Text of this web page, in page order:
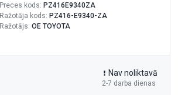
Preces kods: PZ416E9340ZA
Ražotāja kods: PZ416-E9340-ZA
Ražotājs: OE TOYOTA
2-7 darba dienas
Nav noliktavā